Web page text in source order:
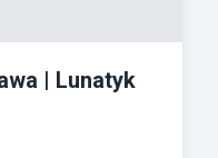
| Lunatyk